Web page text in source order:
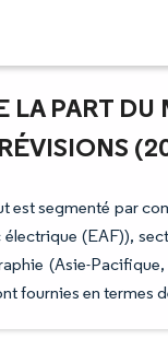
LA PART
est segmenté par
(EAF)),
(Asie-
fournies en termes